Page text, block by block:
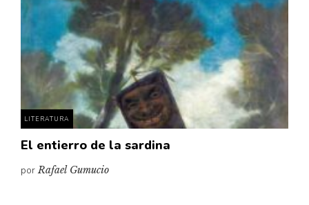
LITERATURA
El entierro de la sardina
porRafael Gumucio